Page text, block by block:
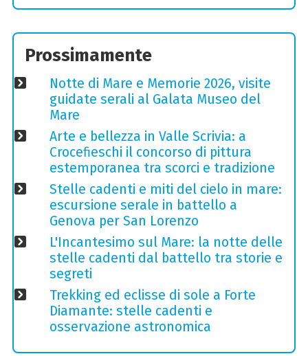
Prossimamente
Notte di Mare e Memorie 2026, visite
guidate serali al Galata Museo del
Mare
Arte e bellezza in Valle Scrivia: a
Crocefieschi il concorso di pittura
estemporanea tra scorci e tradizione
Stelle cadenti e miti del cielo in mare:
escursione serale in battello a
Genova per San Lorenzo
L'Incantesimo sul Mare: la notte delle
stelle cadenti dal battello tra storie e
segreti
Trekking ed eclisse di sole a Forte
Diamante: stelle cadenti e
osservazione astronomica